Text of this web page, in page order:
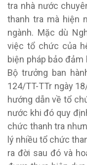
tra nhà nước
thanh tra mà hiện
ngành. Mặc dù
việc tổ chức của
biện pháp bảo
Bộ trưởng ban
124/TT-TTr ngày
hướng dẫn về tổ
nước khi đó quy
chức thanh tra
lý nhiều tổ chức
ra đời sau đó và